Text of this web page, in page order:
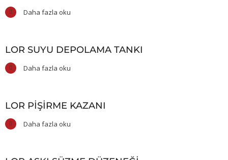
Daha fazla oku
LOR SUYU DEPOLAMA TANKI
Daha fazla oku
LOR PIŞIRME KAZANI
Daha fazla oku